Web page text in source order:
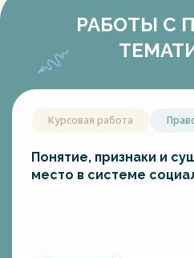
РАБОТЫ С
Курсовая работа
Понятие, признаки и
место в системе